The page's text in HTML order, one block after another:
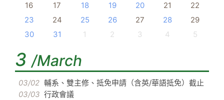
16
17 18 19 20 21
22
23
24 25 26 27 28
29
30
31 1 2 3 4 5
3 /March
03/02 輔系、雙主修、抵免申請（含英/華語抵免）截止
03/03 行政會議